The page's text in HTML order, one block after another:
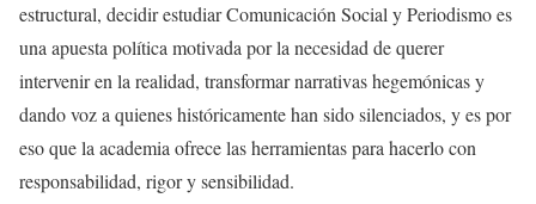
estructural, decidir estudiar Comunicación Social y Periodismo es
una apuesta política motivada por la necesidad de querer
intervenir en la realidad, transformar narrativas hegemónicas y
dando voz a quienes históricamente han sido silenciados, y es por
eso que la academia ofrece las herramientas para hacerlo con
responsabilidad, rigor y sensibilidad.